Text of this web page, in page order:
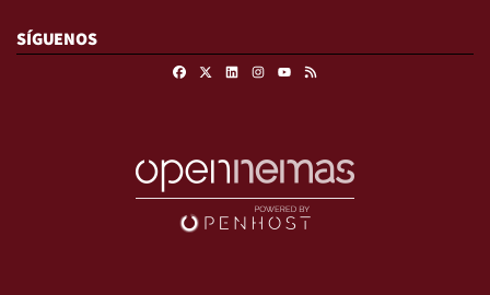
SÍGUENOS
FacebookLinkedinInstagram